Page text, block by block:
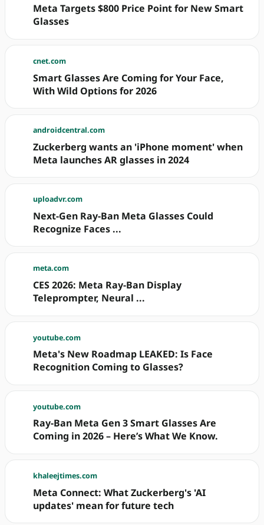
Meta Targets $800 Price Point for New Smart
Glasses
cnet.com
Smart Glasses Are Coming for Your Face,
With Wild Options for 2026
androidcentral.com
Zuckerberg wants an 'iPhone moment' when
Meta launches AR glasses in 2024
uploadvr.com
Next-Gen Ray-Ban Meta Glasses Could
Recognize Faces ...
meta.com
CES 2026: Meta Ray-Ban Display
Teleprompter, Neural ...
youtube.com
Meta's New Roadmap LEAKED: Is Face
Recognition Coming to Glasses?
youtube.com
Ray-Ban Meta Gen 3 Smart Glasses Are
Coming in 2026 – Here’s What We Know.
khaleejtimes.com
Meta Connect: What Zuckerberg's 'AI
updates' mean for future tech